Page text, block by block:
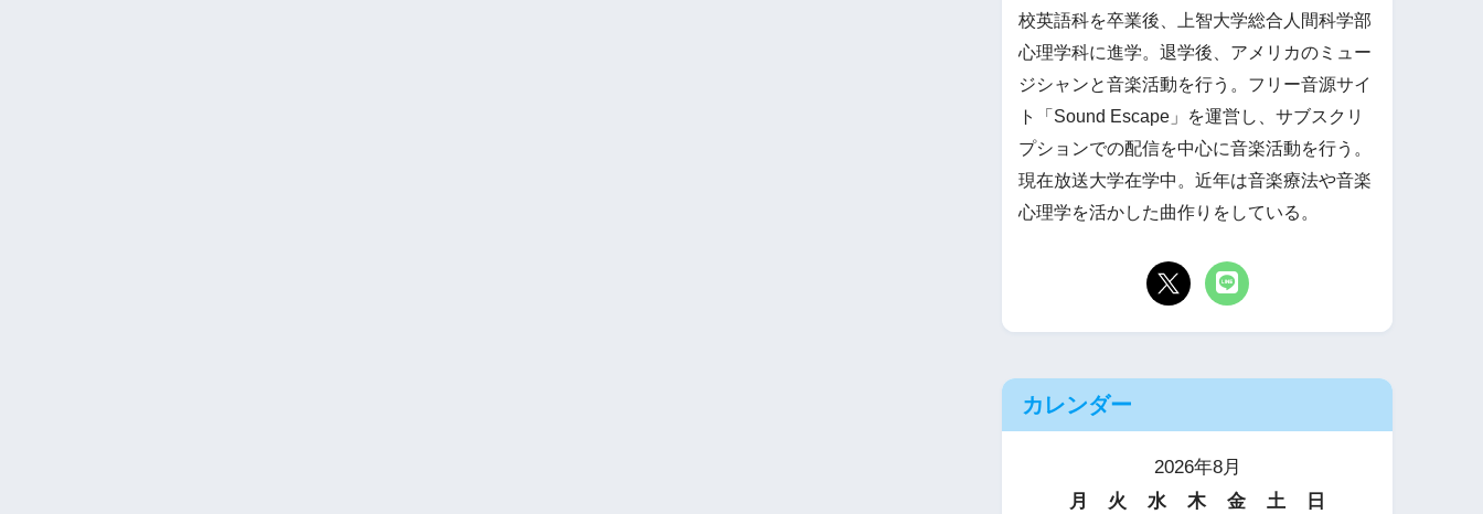
校英語科を卒業後、上智大学総合人間科学部
心理学科に進学。退学後、アメリカのミュー
ジシャンと音楽活動を行う。フリー音源サイ
ト「Sound Escape」を運営し、サブスクリ
プションでの配信を中心に音楽活動を行う。
現在放送大学在学中。近年は音楽療法や音楽
心理学を活かした曲作りをしている。
カレンダー
2026年8月
月
火 水 木 金 土
日